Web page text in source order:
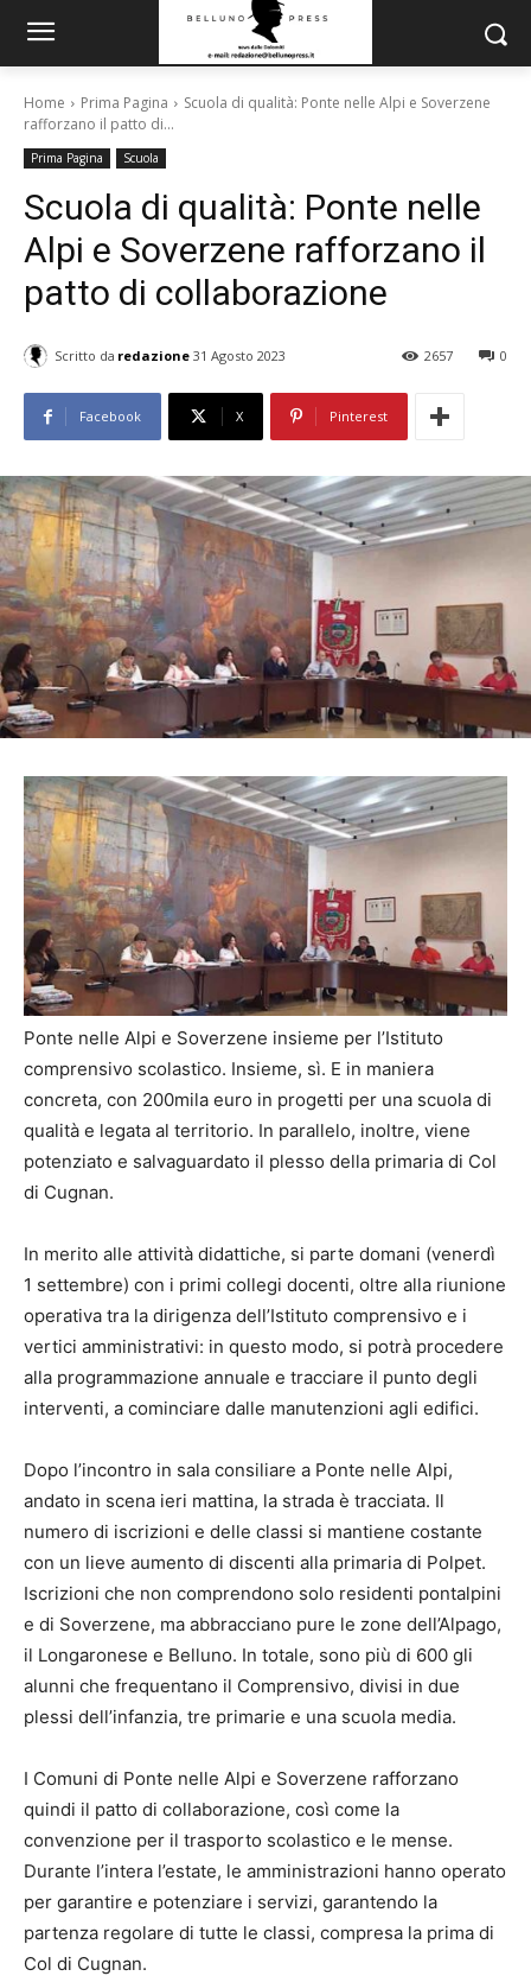
Home Prima Pagina
Scuola di qualità: Ponte nelle Alpi e Soverzene
rafforzano il patto di...
Prima Pagina Scuola
Scuola di qualità: Ponte nelle
Alpi e Soverzene rafforzano il
patto di collaborazione
Scritto da redazione 31 Agosto 2023 0
2657
Facebook X Pinterest
Ponte nelle Alpi e Soverzene insieme per l’Istituto
comprensivo scolastico. Insieme, sì. E in maniera
concreta, con 200mila euro in progetti per una scuola di
qualità e legata al territorio. In parallelo, inoltre, viene
potenziato e salvaguardato il plesso della primaria di Col
di Cugnan.
In merito alle attività didattiche, si parte domani (venerdì
1 settembre) con i primi collegi docenti, oltre alla riunione
operativa tra la dirigenza dell’Istituto comprensivo e i
vertici amministrativi: in questo modo, si potrà procedere
alla programmazione annuale e tracciare il punto degli
interventi, a cominciare dalle manutenzioni agli edifici.
Dopo l’incontro in sala consiliare a Ponte nelle Alpi,
andato in scena ieri mattina, la strada è tracciata. Il
numero di iscrizioni e delle classi si mantiene costante
con un lieve aumento di discenti alla primaria di Polpet.
Iscrizioni che non comprendono solo residenti pontalpini
e di Soverzene, ma abbracciano pure le zone dell’Alpago,
il Longaronese e Belluno. In totale, sono più di 600 gli
alunni che frequentano il Comprensivo, divisi in due
plessi dell’infanzia, tre primarie e una scuola media.
I Comuni di Ponte nelle Alpi e Soverzene rafforzano
quindi il patto di collaborazione, così come la
convenzione per il trasporto scolastico e le mense.
Durante l’intera l’estate, le amministrazioni hanno operato
per garantire e potenziare i servizi, garantendo la
partenza regolare di tutte le classi, compresa la prima di
Col di Cugnan.